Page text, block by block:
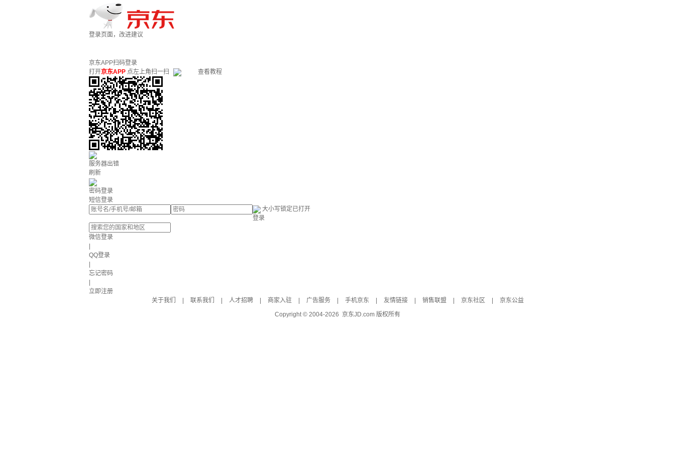
登录页面，改进建议
京东APP扫码登录
打开京东APP 点左上角扫一扫 查看教程
服务器出错
刷新
密码登录
短信登录
大小写锁定已打开
登录
微信登录
QQ登录
忘记密码
立即注册
关于我们
联系我们 人才招聘 商家入驻 广告服务 手机京东 友情链接 销售联盟 京东社区
京东公益
Copyright © 2004-2026 京东JD.com 版权所有